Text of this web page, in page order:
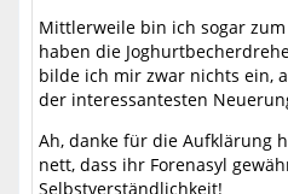
Mittlerweile bin ich sogar
haben die
bilde ich mir zwar nichts ein,
der interessantesten
Ah, danke für die Aufklärung
nett, dass ihr Forenasyl
Selbstverständlichkeit!